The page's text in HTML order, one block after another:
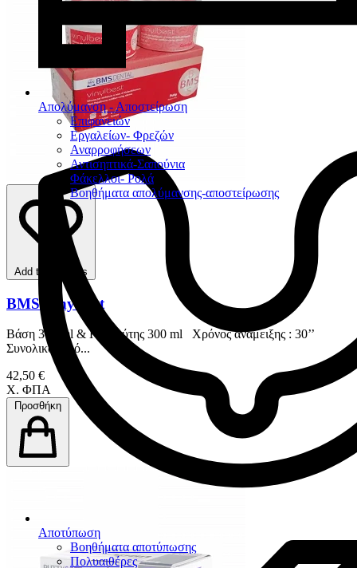
Απολύμανση - Αποστείρωση
Επιφανειών
Εργαλείων- Φρεζών
Αναρροφήσεων
Αντισηπτικά-Σαπούνια
Φάκελλοι- Ρολά
Βοηθήματα απολύμανσης-αποστείρωσης
Αποτύπωση
Βοηθήματα αποτύπωσης
Πολυαιθέρες
Add to favorites
BMS Vinylbest
Βάση 300 ml & Καταλύτης 300 ml Χρόνος ανάμειξης : 30’’
Συνολικός χρό...
42,50 €
Χ. ΦΠΑ
Προσθήκη